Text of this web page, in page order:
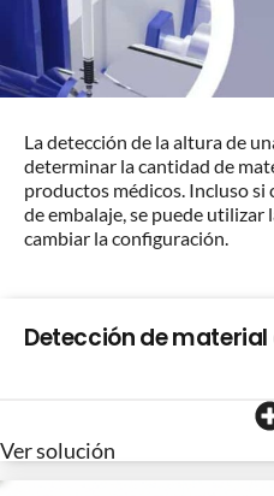
La detección de la altura de
determinar la cantidad de
productos médicos. Incluso si
de embalaje, se puede utilizar
cambiar la configuración.
Detección de
Ver solución